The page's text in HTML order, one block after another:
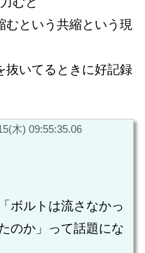
むという共縮という現
抜いてるときに好記録
木) 09:55:35.06
ボルトは流さなかっ
のか」って話題にな